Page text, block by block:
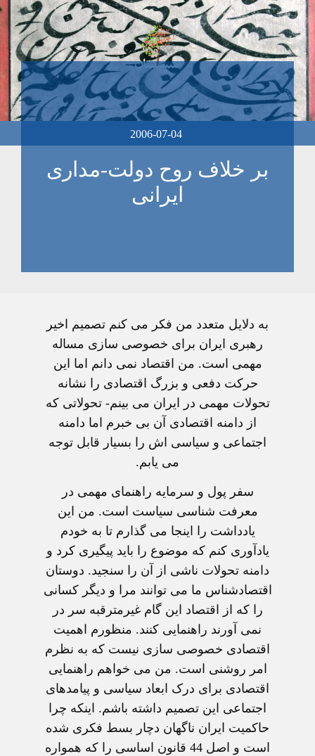
2006-07-04
بر خلاف روح دولت-مداری
ايرانی
به دلايل متعدد من فکر می کنم تصميم اخير
رهبری ايران برای خصوصی سازی مساله
مهمی است. من اقتصاد نمی دانم اما اين
حرکت دفعی و بزرگ اقتصادی را نشانه
تحولات مهمی در ايران می بينم- تحولاتی که
از دامنه اقتصادی آن بی خبرم اما دامنه
اجتماعی و سياسی اش را بسيار قابل توجه
می يابم.
سفر پول و سرمايه راهنمای مهمی در
معرفت شناسی سياست است. من اين
يادداشت را اينجا می گذارم تا به خودم
يادآوری کنم که موضوع را بايد پيگيری کرد و
دامنه تحولات ناشی از آن را سنجيد. دوستان
اقتصادشناس ما می توانند مرا و ديگر کسانی
را که از اقتصاد اين گام غيرمترقبه سر در
نمی آورند راهنمايی کنند. منظورم اهميت
اقتصادی خصوصی سازی نيست که به نظرم
امر روشنی است. من می خواهم راهنمايی
اقتصادی برای درک ابعاد سياسی و پيامدهای
اجتماعی اين تصميم داشته باشم. اينکه چرا
حاکميت ايران ناگهان دچار بسط فکری شده
است و اصل 44 قانون اساسی را که همواره